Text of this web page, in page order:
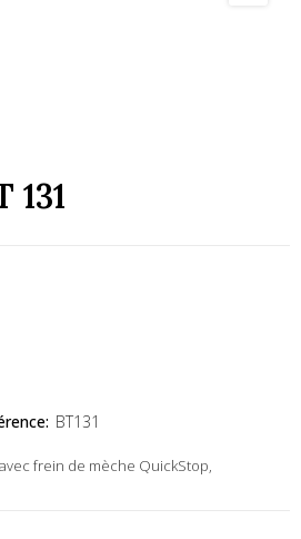
131
BT131
frein de mèche QuickStop,